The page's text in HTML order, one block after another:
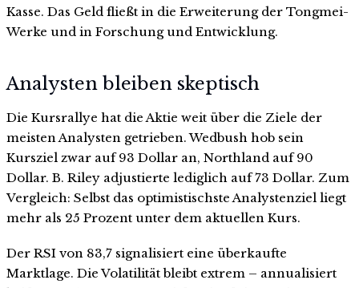
Kasse. Das Geld fließt in die Erweiterung der Tongmei-
Werke und in Forschung und Entwicklung.
Analysten bleiben skeptisch
Die Kursrallye hat die Aktie weit über die Ziele der
meisten Analysten getrieben. Wedbush hob sein
Kursziel zwar auf 93 Dollar an, Northland auf 90
Dollar. B. Riley adjustierte lediglich auf 73 Dollar. Zum
Vergleich: Selbst das optimistischste Analystenziel liegt
mehr als 25 Prozent unter dem aktuellen Kurs.
Der RSI von 83,7 signalisiert eine überkaufte
Marktlage. Die Volatilität bleibt extrem – annualisiert